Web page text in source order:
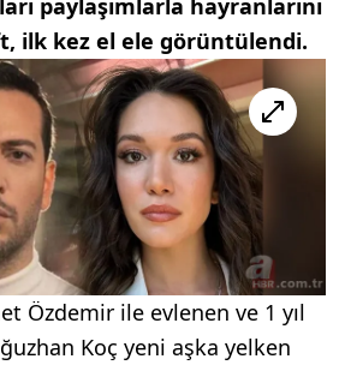
paylaşımlarla hayranlarını
ilk kez el ele görüntülendi.
Özdemir ile evlenen ve 1 yıl
Koç yeni aşka yelken